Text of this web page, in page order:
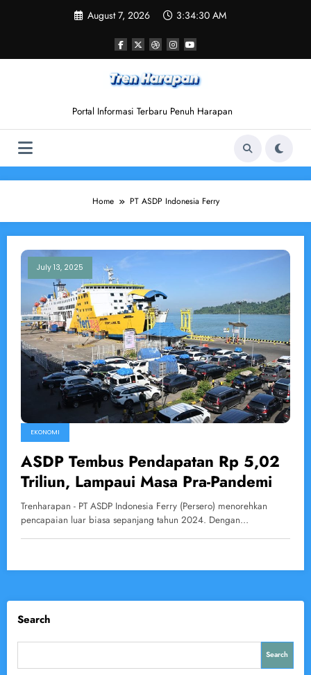
August 7, 2026 3:34:30 AM
Portal Informasi Terbaru Penuh Harapan
Home PT ASDP Indonesia Ferry
July 13, 2025
EKONOMI
ASDP Tembus Pendapatan Rp 5,02
Triliun, Lampaui Masa Pra-Pandemi
Trenharapan - PT ASDP Indonesia Ferry (Persero) menorehkan
pencapaian luar biasa sepanjang tahun 2024. Dengan…
Search
Search